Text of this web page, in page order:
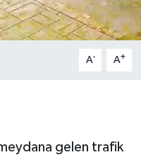
A- A+
gelen trafik